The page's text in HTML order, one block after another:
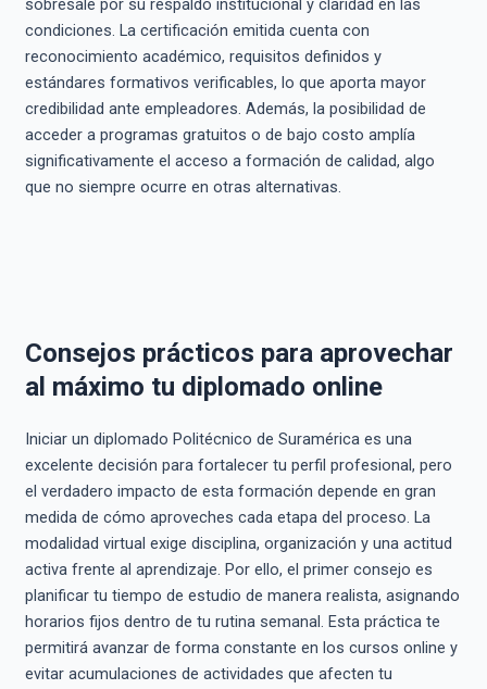
sobresale por su respaldo institucional y claridad en las
condiciones. La certificación emitida cuenta con
reconocimiento académico, requisitos definidos y
estándares formativos verificables, lo que aporta mayor
credibilidad ante empleadores. Además, la posibilidad de
acceder a programas gratuitos o de bajo costo amplía
significativamente el acceso a formación de calidad, algo
que no siempre ocurre en otras alternativas.
Consejos prácticos para aprovechar
al máximo tu diplomado online
Iniciar un diplomado Politécnico de Suramérica es una
excelente decisión para fortalecer tu perfil profesional, pero
el verdadero impacto de esta formación depende en gran
medida de cómo aproveches cada etapa del proceso. La
modalidad virtual exige disciplina, organización y una actitud
activa frente al aprendizaje. Por ello, el primer consejo es
planificar tu tiempo de estudio de manera realista, asignando
horarios fijos dentro de tu rutina semanal. Esta práctica te
permitirá avanzar de forma constante en los cursos online y
evitar acumulaciones de actividades que afecten tu